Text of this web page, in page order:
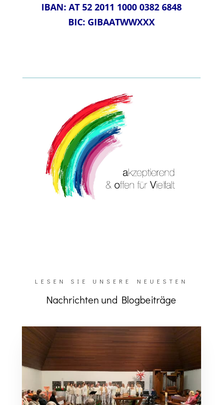
IBAN: AT 52 2011 1000 0382 6848
BIC: GIBAATWWXXX
LESEN SIE UNSERE NEUESTEN
Nachrichten und Blogbeiträge